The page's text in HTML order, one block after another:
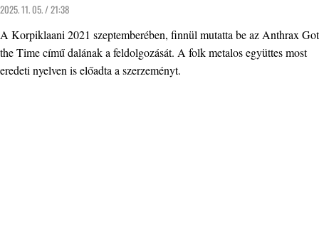
2025. 11. 05. / 21:38
A Korpiklaani 2021 szeptemberében, finnül mutatta be az Anthrax Got
the Time című dalának a feldolgozását. A folk metalos együttes most
eredeti nyelven is előadta a szerzeményt.